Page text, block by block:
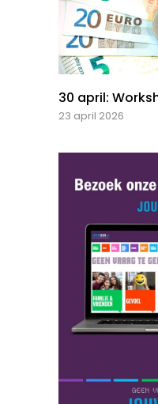
30 april:
23 april 2026